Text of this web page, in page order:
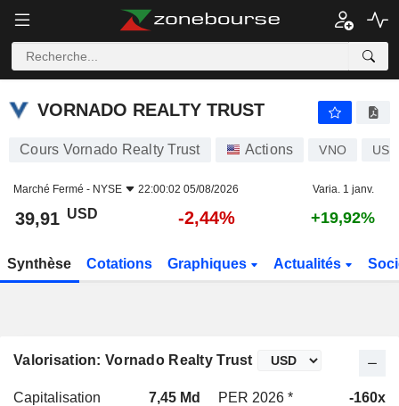
VORNADO REALTY TRUST
VORNADO REALTY TRUST
Cours Vornado Realty Trust Actions VNO
Marché Fermé - NYSE 22:00:02 05/08/2026 Varia. 1 janv.
39,91 USD -2,44% +19,92%
Synthèse Cotations Graphiques Actualités
Valorisation: Vornado Realty Trust
Capitalisation 7,45 Md PER 2026 *
-160x